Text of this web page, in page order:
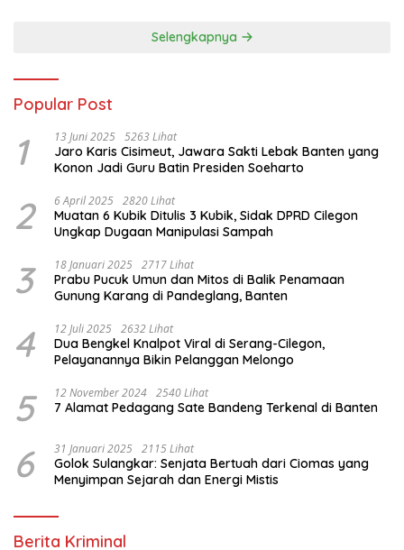
Selengkapnya
Popular Post
1 13 Juni 2025 5263 Lihat
Jaro Karis Cisimeut, Jawara Sakti Lebak Banten yang
Konon Jadi Guru Batin Presiden Soeharto
2 6 April 2025 2820 Lihat
Muatan 6 Kubik Ditulis 3 Kubik, Sidak DPRD Cilegon
Ungkap Dugaan Manipulasi Sampah
3 18 Januari 2025 2717 Lihat
Prabu Pucuk Umun dan Mitos di Balik Penamaan
Gunung Karang di Pandeglang, Banten
4 12 Juli 2025 2632 Lihat
Dua Bengkel Knalpot Viral di Serang-Cilegon,
Pelayanannya Bikin Pelanggan Melongo
5 12 November 2024 2540 Lihat
7 Alamat Pedagang Sate Bandeng Terkenal di Banten
6 31 Januari 2025 2115 Lihat
Golok Sulangkar: Senjata Bertuah dari Ciomas yang
Menyimpan Sejarah dan Energi Mistis
Berita Kriminal